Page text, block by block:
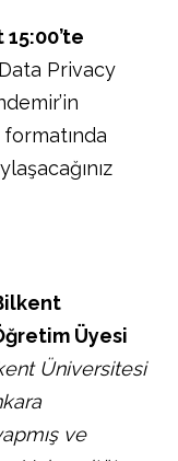
Privacy
Üyesi
Üniversitesi
ve